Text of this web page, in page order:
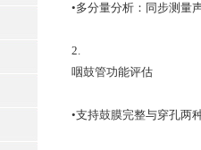
•多分量分析：同步测量
2.
咽鼓管功能评估
•支持鼓膜完整与穿孔两